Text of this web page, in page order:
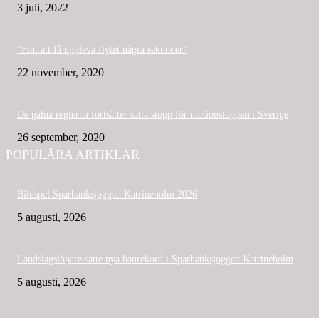
3 juli, 2022
”Fint att få uppleva flytet några sekunder”
22 november, 2020
De galna reglerna fortsätter sätta stopp för motionsloppen i Sverige
26 september, 2020
POPULÄRA ARTIKLAR
Bildspel Sparbanksjoggen Katrineholm 2026
5 augusti, 2026
Landslagslöpare satte nya banrekord i Sparbanksjoggen Katrineholm
5 augusti, 2026